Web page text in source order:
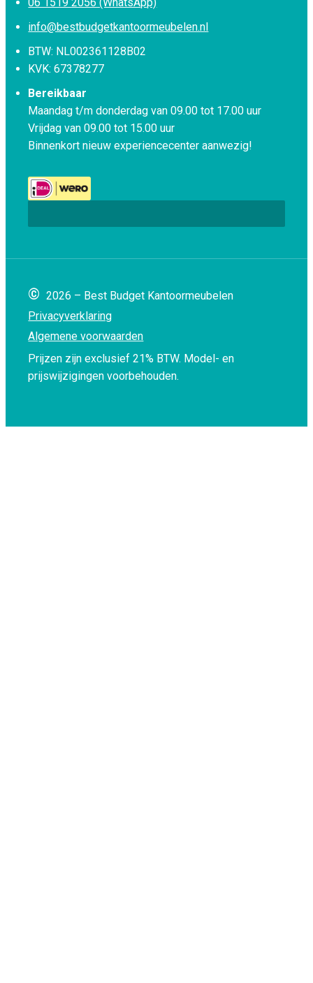
info@bestbudgetkantoormeubelen.nl
BTW: NL002361128B02
KVK: 67378277
Bereikbaar
Maandag t/m donderdag van 09.00 tot 17.00 uur
Vrijdag van 09.00 tot 15.00 uur
Binnenkort nieuw experiencecenter aanwezig!
© 2026 – Best Budget Kantoormeubelen
Privacyverklaring
Algemene voorwaarden
Prijzen zijn exclusief 21% BTW. Model- en
prijswijzigingen voorbehouden.